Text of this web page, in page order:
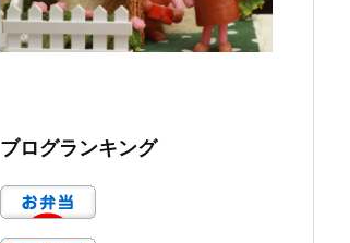
ブログランキング